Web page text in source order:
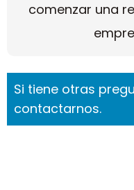
comenzar una
Si tiene otras
contactarnos.